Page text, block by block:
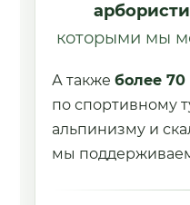
которыми мы
А также более 70
по спортивному
альпинизму и
мы